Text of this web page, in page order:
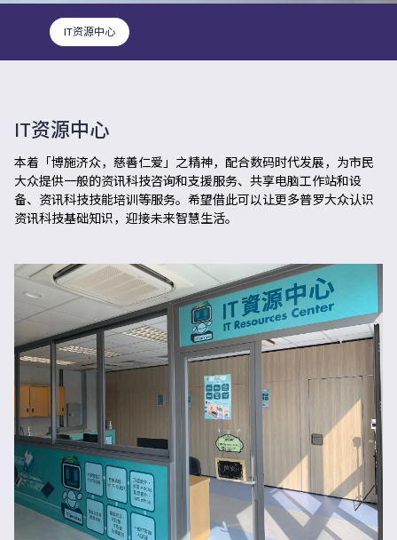
IT资源中心
IT资源中心
本着「博施济众，慈善仁爱」之精神，配合数码时代发展，为市民
大众提供一般的资讯科技咨询和支援服务、共享电脑工作站和设
备、资讯科技技能培训等服务。希望借此可以让更多普罗大众认识
资讯科技基础知识，迎接未来智慧生活。